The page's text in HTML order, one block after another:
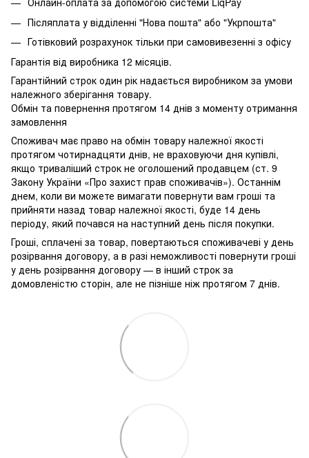
Післяплата у відділенні "Нова пошта" або "Укрпошта"
Готівковий розрахунок тільки при самовивезенні з офісу
Гарантія від виробника 12 місяців.
Гарантійний строк один рік надається виробником за умови
належного зберігання товару.
Обмін та повернення протягом 14 днів з моменту отримання
замовлення
Споживач має право на обмін товару належної якості
протягом чотирнадцяти днів, не враховуючи дня купівлі,
якщо триваліший строк не оголошений продавцем (ст. 9
Закону України «Про захист прав споживачів»). Останнім
днем, коли ви можете вимагати повернути вам гроші та
прийняти назад товар належної якості, буде 14 день
періоду, який почався на наступний день після покупки.
Гроші, сплачені за товар, повертаються споживачеві у день
розірвання договору, а в разі неможливості повернути гроші
у день розірвання договору — в інший строк за
домовленістю сторін, але не пізніше ніж протягом 7 днів.